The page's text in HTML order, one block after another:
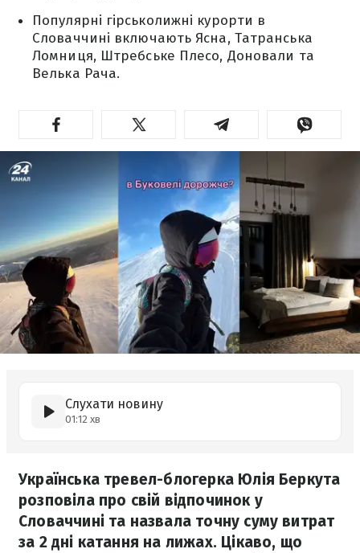
Популярні гірськолижні курорти в
Словаччині включають Ясна, Татранська
Ломниця, Штребське Плесо, Доновали та
Велька Рача.
Слухати новину
01:12 хв
Українська тревел-блогерка Юлія Беркута
розповіла про свій відпочинок у
Словаччині та назвала точну суму витрат
за 2 дні катання на лижах. Цікаво, що